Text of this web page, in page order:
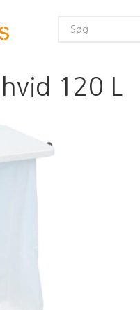
120 L